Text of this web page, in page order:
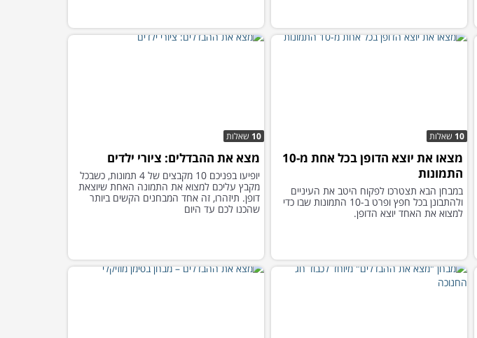
10 שאלות
מצאו את יוצא הדופן בכל אחת מ-10
התמונות
במבחן הבא תצטרכו לפקוח היטב את העיניים
ולהתבונן בכל חפץ ופרט ב-10 התמונות שבו כדי
למצוא את האחד יוצא הדופן.
10 שאלות
מצא את ההבדלים: ציורי ילדים
יופיעו בפניכם 10 מקבצים של 4 תמונות, כשבכל
מקבץ עליכם למצוא את התמונה האחת שיוצאת
דופן. תיזהרו, זה אחד המבחנים הקשים ביותר
שהכנו לכם עד היום